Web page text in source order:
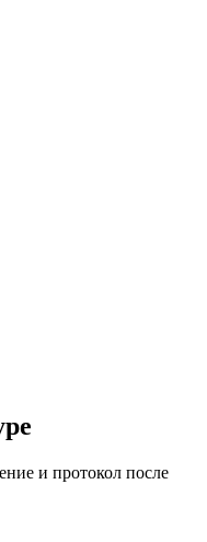
и протокол после